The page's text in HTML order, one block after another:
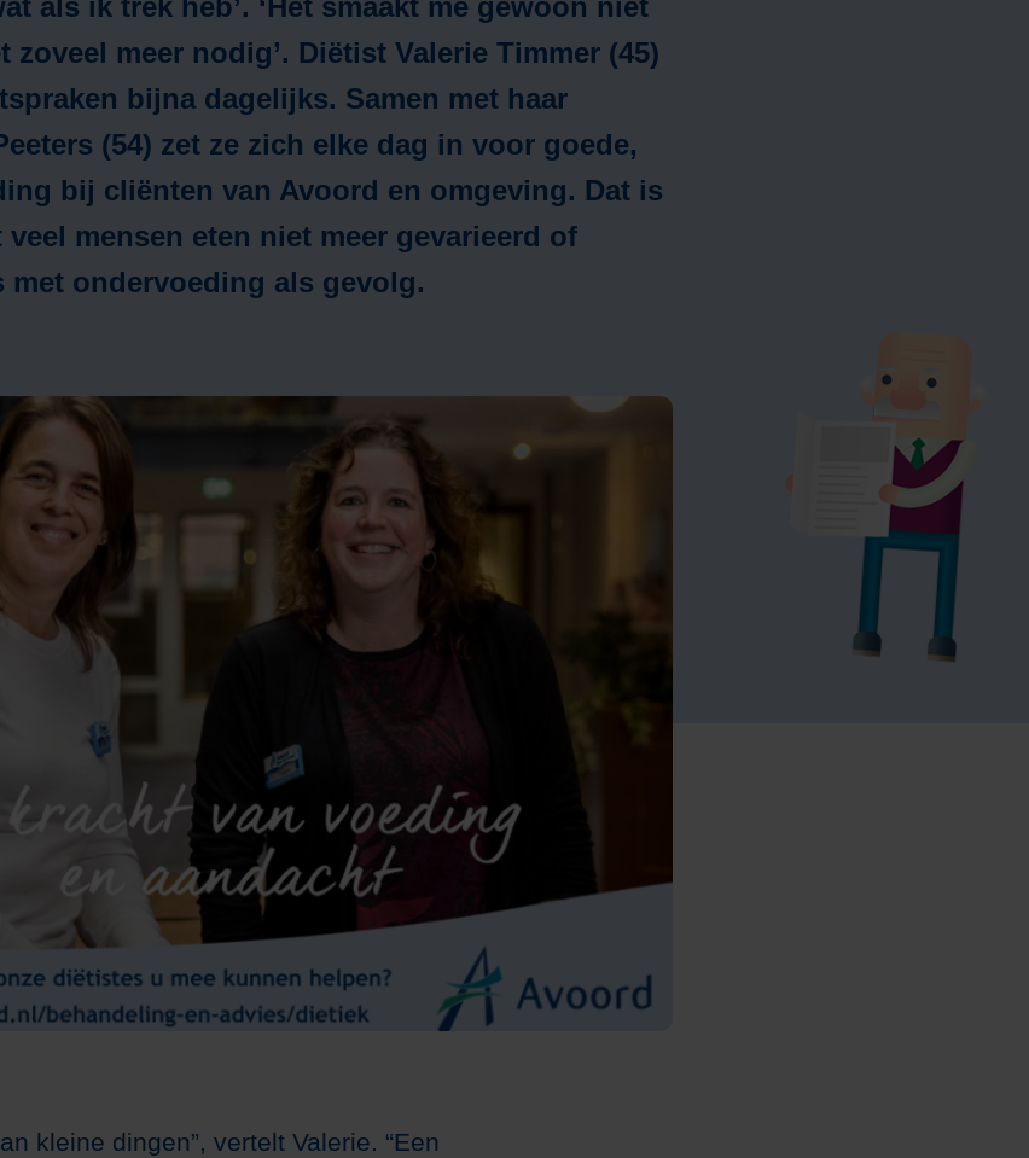
Hart
&
Ergotherapie
Fysiotherapie
Geestelijke
verzorging
Geriatrische
Logopedie
Over Avoord
Locaties
Nieuws
Verhalen
Kennisbank
Contact
als ik trek heb’. ‘Het smaakt me gewoon niet
zoveel meer nodig’. Diëtist Valerie Timmer (45)
bijna dagelijks. Samen met haar
(54) zet ze zich elke dag in voor goede,
bij cliënten van Avoord en omgeving. Dat is
mensen eten niet meer gevarieerd of
met ondervoeding als gevolg.
kleine dingen”, vertelt Valerie. “Een